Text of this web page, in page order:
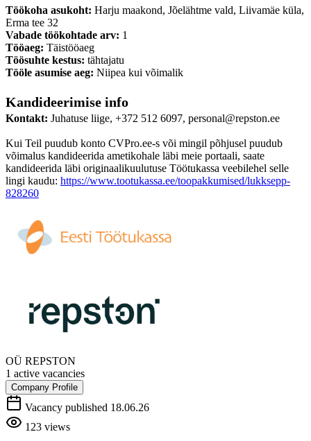
Töökoha asukoht: Harju maakond, Jõelähtme vald, Liivamäe küla,
Erma tee 32
Vabade töökohtade arv: 1
Tööaeg: Täistööaeg
Töösuhte kestus: tähtajatu
Tööle asumise aeg: Niipea kui võimalik
Kandideerimise info
Kontakt: Juhatuse liige, +372 512 6097, personal@repston.ee
Kui Teil puudub konto CVPro.ee-s või mingil põhjusel puudub
võimalus kandideerida ametikohale läbi meie portaali, saate
kandideerida läbi originaalikuulutuse Töötukassa veebilehel selle
lingi kaudu: https://www.tootukassa.ee/toopakkumised/lukksepp-
828260
OÜ REPSTON
1 active vacancies
Company Profile
Vacancy published 18.06.26
123 views